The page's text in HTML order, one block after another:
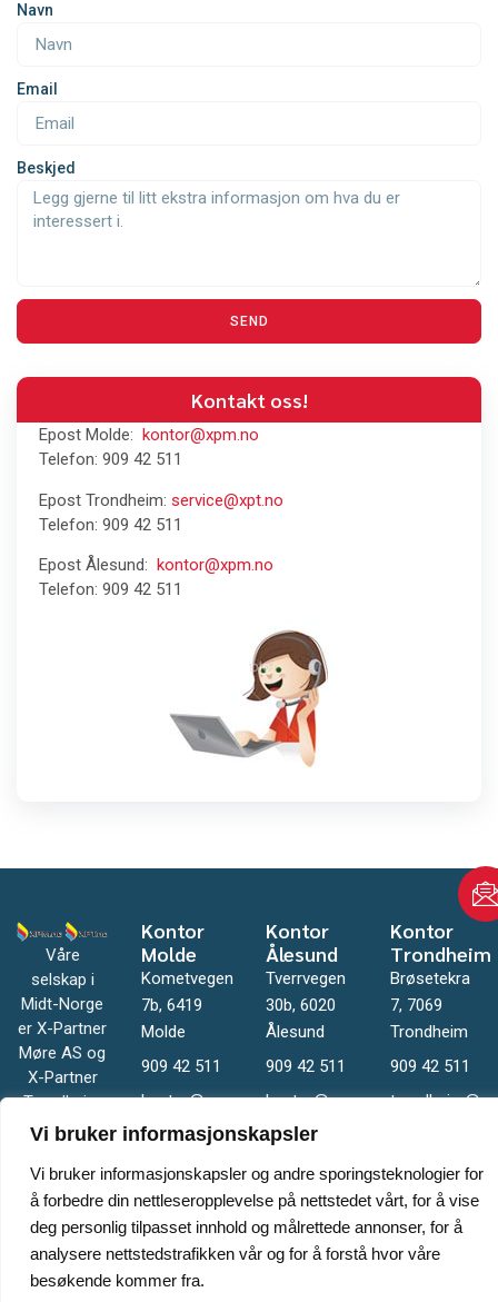
Vi bruker informasjonskapsler
Vi bruker informasjonskapsler og andre sporingsteknologier for
å forbedre din nettleseropplevelse på nettstedet vårt, for å vise
deg personlig tilpasset innhold og målrettede annonser, for å
analysere nettstedstrafikken vår og for å forstå hvor våre
besøkende kommer fra.
Navn
Email
Beskjed
SEND
Kontakt oss!
Epost Molde:
kontor@xpm.no
Telefon: 909 42 511
Epost Trondheim: service@xpt.no
Telefon: 909 42 511
Epost Ålesund: kontor@xpm.no
Telefon: 909 42 511
Våre
selskap i
Midt-Norge
er X-Partner
Møre AS og
X-Partner
Trondheim
AS.
Kontor
Molde
Kometvegen
7b, 6419
Molde
909 42 511
kontor@xpm.no
Kontor
Ålesund
Tverrvegen
30b, 6020
Ålesund
909 42 511
kontor@xpm.no
Kontor
Trondheim
Brøsetekra
7, 7069
Trondheim
909 42 511